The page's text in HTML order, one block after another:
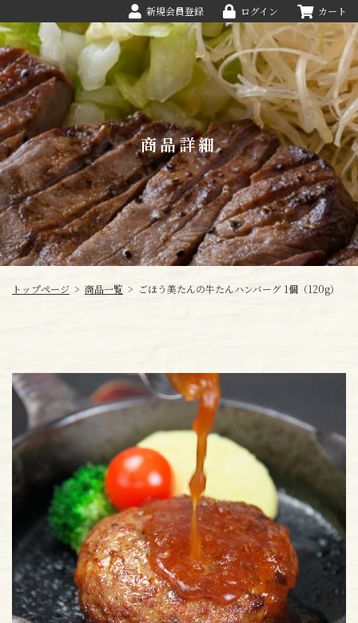
新規会員登録 ログイン カート
商品詳細
トップページ > 商品一覧 > ごほう美たんの牛たんハンバーグ 1個（120g）